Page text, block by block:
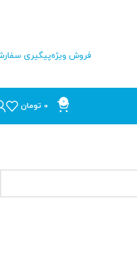
فروش ویژهپیگیری
0
0 تومان